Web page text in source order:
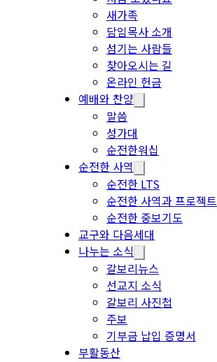
새가족
담임목사 소개
섬기는 사람들
찾아오시는 길
온라인 헌금
예배와 찬양
말씀
성가대
순전한워십
순전한 사역
순전한 LTS
순전한 사역과 프로젝트
순전한 중보기도
교구와 다음세대
나누는 소식
갈보리뉴스
선교지 소식
갈보리 사진첩
주보
기부금 납입 증명서
부활동산